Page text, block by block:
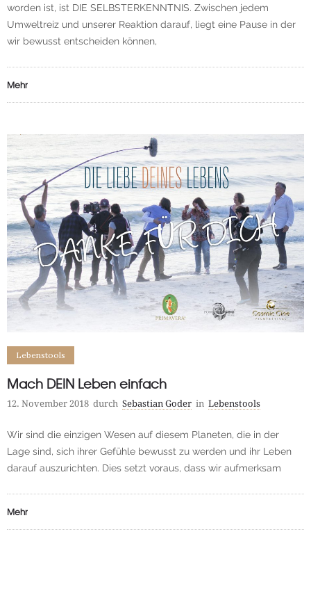
worden ist, ist DIE SELBSTERKENNTNIS. Zwischen jedem
Umweltreiz und unserer Reaktion darauf, liegt eine Pause in der
wir bewusst entscheiden können,
Mehr
Lebenstools
Mach DEIN Leben einfach
12. November 2018 durch Sebastian Goder in Lebenstools
Wir sind die einzigen Wesen auf diesem Planeten, die in der
Lage sind, sich ihrer Gefühle bewusst zu werden und ihr Leben
darauf auszurichten. Dies setzt voraus, dass wir aufmerksam
Mehr